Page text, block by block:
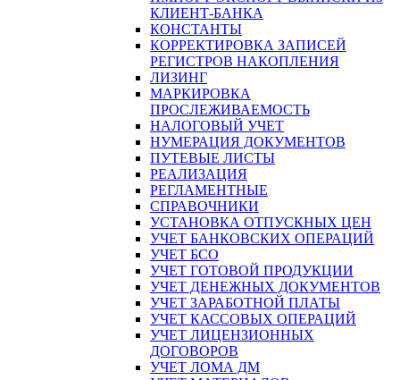
КЛИЕНТ-БАНКА
КОНСТАНТЫ
КОРРЕКТИРОВКА ЗАПИСЕЙ
РЕГИСТРОВ НАКОПЛЕНИЯ
ЛИЗИНГ
МАРКИРОВКА
ПРОСЛЕЖИВАЕМОСТЬ
НАЛОГОВЫЙ УЧЕТ
НУМЕРАЦИЯ ДОКУМЕНТОВ
ПУТЕВЫЕ ЛИСТЫ
РЕАЛИЗАЦИЯ
РЕГЛАМЕНТНЫЕ
СПРАВОЧНИКИ
УСТАНОВКА ОТПУСКНЫХ ЦЕН
УЧЕТ БАНКОВСКИХ ОПЕРАЦИЙ
УЧЕТ БСО
УЧЕТ ГОТОВОЙ ПРОДУКЦИИ
УЧЕТ ДЕНЕЖНЫХ ДОКУМЕНТОВ
УЧЕТ ЗАРАБОТНОЙ ПЛАТЫ
УЧЕТ КАССОВЫХ ОПЕРАЦИЙ
УЧЕТ ЛИЦЕНЗИОННЫХ
ДОГОВОРОВ
УЧЕТ ЛОМА ДМ